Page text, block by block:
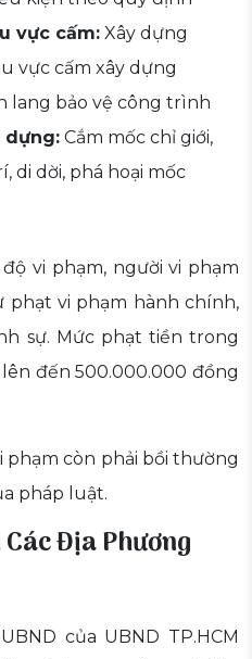
vực cấm: Xây dựng
vực cấm xây dựng
lang bảo vệ công trình
dựng: Cắm mốc chỉ giới,
di dời, phá hoại mốc
vi phạm, người vi phạm
vi phạm hành chính,
sự. Mức phạt tiền trong
đến 500.000.000 đồng
phạm còn phải bồi thường
pháp luật.
Địa Phương
của UBND TP.HCM